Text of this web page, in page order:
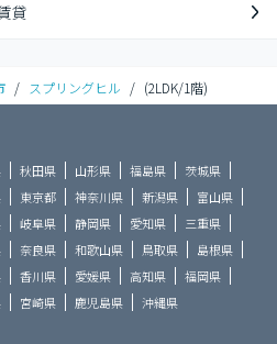
貸
/ スプリングヒル / (2LDK/1階)
秋田県 山形県 福島県
茨城県
東京都 神奈川県 新潟県
富山県
岐阜県 静岡県 愛知県
三重県
奈良県 和歌山県 鳥取県
島根県
香川県 愛媛県 高知県
福岡県
宮崎県 鹿児島県 沖縄県